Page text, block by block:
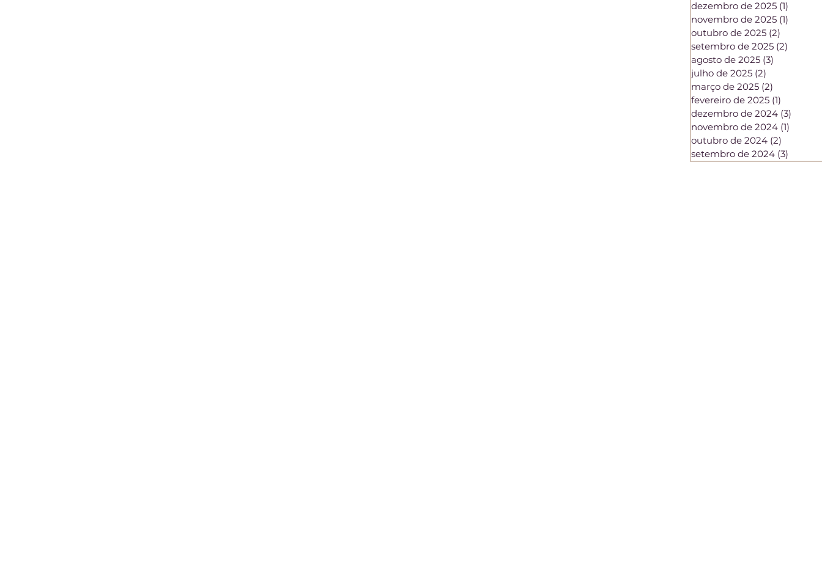
dezembro de 2025 (1)
novembro de 2025 (1)
outubro de 2025 (2)
setembro de 2025 (2)
agosto de 2025 (3)
julho de 2025 (2)
março de 2025 (2)
fevereiro de 2025 (1)
dezembro de 2024 (3)
novembro de 2024 (1)
outubro de 2024 (2)
setembro de 2024 (3)